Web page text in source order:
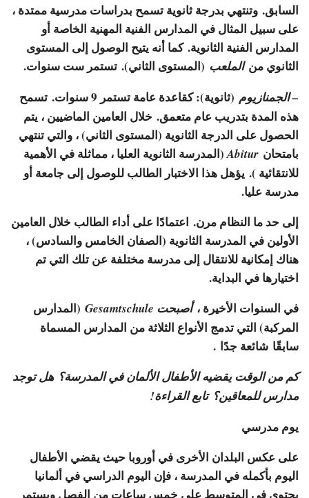
السابق. وتنتهي بدرجة ثانوية تسمح بدراسات مدرسية ممتدة ،
على سبيل المثال في المدارس الفنية المهنية الخاصة أو
المدارس الفنية الثانوية. كما أنه يتيح الوصول إلى المستوى
الثانوي منالملعب (المستوى الثاني). تستمر ست سنوات.
– الجمنازيوم
(ثانوية): كقاعدة عامة تستمر 9 سنوات. تسمح
هذه المدة بتدريب عام متعمق. خلال العامين الماضيين ، يتم
الحصول على الدرجة الثانوية (المستوى الثاني) ، والتي تنتهي
بامتحان Abitur(المدرسة الثانوية العليا ، مماثلة في الأهمية
للانتقائية ). يؤهل هذا الاختبار الطالب للوصول إلى جامعة أو
مدرسة عليا.
إلى حد ما النظام مرن. اعتمادًا على أداء الطالب خلال العامين
الأولين في المدرسة الثانوية (الصفان الخامس والسادس) ،
هناك إمكانية للانتقال إلى مدرسة مختلفة عن تلك التي تم
اختيارها في البداية.
في السنوات الأخيرة ،أصبحت Gesamtschule
(المدارس
المركبة) التي تدمج الأنواع الثلاثة من المدارس المسماة
سابقًا شائعة جدًا .
كم من الوقت يقضيه الأطفال الألمان في المدرسة؟ هل توجد
مدارس للمعاقين؟ تابع القراءة!
يوم مدرسي
على عكس البلدان الأخرى في أوروبا حيث يقضي الأطفال
اليوم بأكمله في المدرسة ، فإن اليوم الدراسي في ألمانيا
يحتوي في المتوسط ​​على خمس ساعات من الفصل ويستمر